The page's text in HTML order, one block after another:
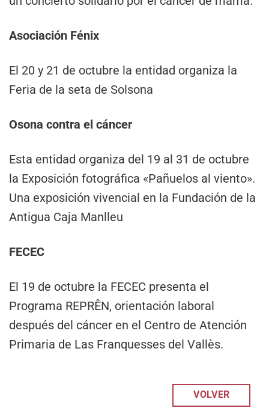
Asociación Fénix
El 20 y 21 de octubre la entidad organiza la
Feria de la seta de Solsona
Osona contra el cáncer
Esta entidad organiza del 19 al 31 de octubre
la Exposición fotográfica «Pañuelos al viento».
Una exposición vivencial en la Fundación de la
Antigua Caja Manlleu
FECEC
El 19 de octubre la FECEC presenta el
Programa REPRÊN, orientación laboral
después del cáncer en el Centro de Atención
Primaria de Las Franquesses del Vallès.
VOLVER